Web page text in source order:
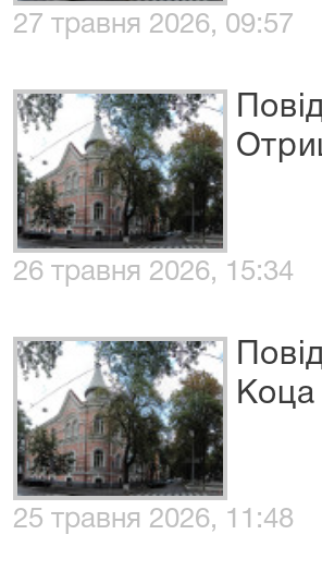
27 травня 2026, 09:57
26 травня 2026, 15:34
Коца
25 травня 2026, 11:48